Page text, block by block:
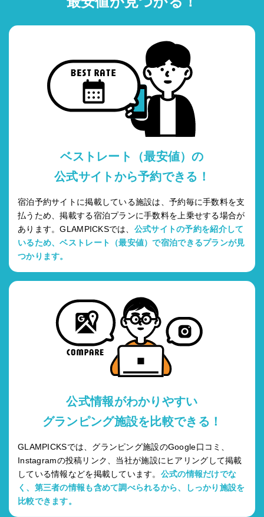
ベストレート（最安値）の
公式サイトから予約できる！
宿泊予約サイトに掲載している施設は、予約毎に手数料を支
払うため、掲載する宿泊プランに手数料を上乗せする場合が
あります。GLAMPICKSでは、 公式サイトの予約を紹介して
いるため、ベストレート（最安値）で宿泊できるプランが見
つかります。
公式情報がわかりやすい
グランピング施設を比較できる！
GLAMPICKSでは、グランピング施設のGoogle口コミ、
Instagramの投稿リンク、当社が施設にヒアリングして掲載
している情報などを掲載しています。 公式の情報だけでな
く、第三者の情報も含めて調べられるから、しっかり施設を
比較できます。